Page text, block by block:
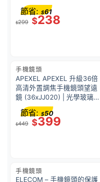
反射 | 36563001
$299 $238
節省: $61
手機鏡頭
APEXEL APEXEL 升級36倍
高清外置調焦手機鏡頭望遠
鏡 (36xJJ020) | 光學玻璃鍍
膜+BK4棱鏡組合 | 高清分辨
率 | 望遠鏡功能 | 41433001
$449 $399
節省: $50
手機鏡頭
ELECOM – 手機鏡頭的保護